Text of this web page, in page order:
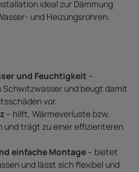
ideal zur Dämmung
und Heizungsrohren.
und Feuchtigkeit –
Schwitzwasser und beugt damit
vor.
– hilft, Wärmeverluste bzw.
und trägt zu einer effizienteren
einfache Montage – bietet
und lässt sich flexibel und